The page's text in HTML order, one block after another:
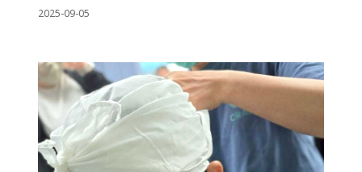
2025-09-05